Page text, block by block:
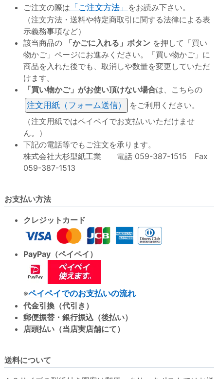
ご注文の際は 「ご注文方法」 をお読み下さい。
（注文方法・送料や特定商取引に関する法律による表
示義務事項など）
該当商品の
「かごに入れる」ボタン を押して「買い
物かご」ページにお進みください。「買い物かご」に
商品を入れた後でも、取消しや数量を変更していただ
けます。
「買い物かご」がお使い頂けない場合は、こちらの
注文用紙（フォーム送信）
をご利用ください。
（注文用紙ではペイペイでお支払いいただけませ
ん。）
下記の電話等でもご注文を承ります。
株式会社大杉型紙工業 電話 059-387-1515 Fax
059-387-1513
お支払い方法
クレジットカード
PayPay（ペイペイ）
※ペイペイでのお支払いの流れ
代金引換（代引き）
郵便振替・銀行振込（後払い）
店頭払い（当店実店舗にて）
送料について